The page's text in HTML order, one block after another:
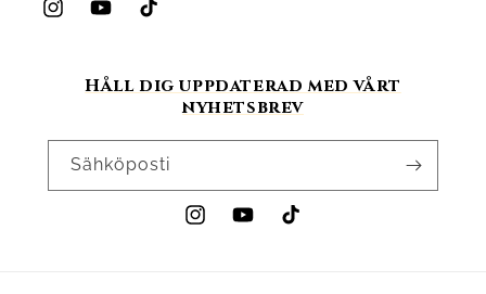
InstagramYouTubeTikTok
Håll dig uppdaterad med vårt
nyhetsbrev
Sähköposti
InstagramYouTubeTikTok